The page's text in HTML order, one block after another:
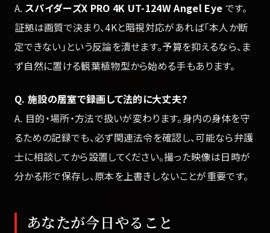
A. スパイダーズX PRO 4K UT-124W Angel Eye です。
証拠は画質で決まり、4Kと暗視対応があれば「本人か断
定できない」という反論を潰せます。予算を抑えるなら、ま
ず自然に置ける観葉植物型から始める手もあります。
Q. 施設の居室で録画して法的に大丈夫？
A. 目的・場所・方法で扱いが変わります。身内の身体を守
るための記録でも、必ず関連法令を確認し、可能なら弁護
士に相談してから設置してください。撮った映像は日時が
分かる形で保存し、原本を上書きしないことが重要です。
あなたが今日やること